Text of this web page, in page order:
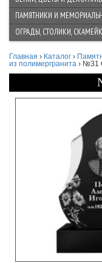
ПАМЯТНИКИ И
ОГРАДЫ, СТОЛИКИ,
Главная › Каталог ›
из полимергранита › №31